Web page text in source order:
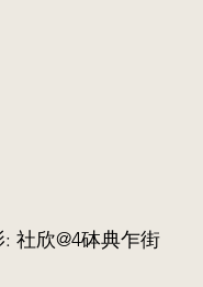
社欣@4砵典乍街